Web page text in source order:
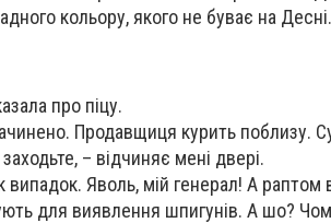
кольору, якого не буває на
про піцу.
Продавщиця курить поблизу.
– відчиняє мені двері.
випадок. Яволь, мій генерал! А раптом
для виявлення шпигунів. А шо?